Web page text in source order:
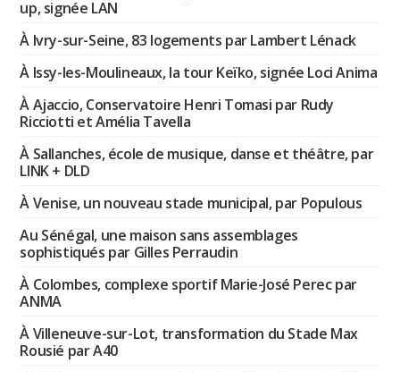
up, signée LAN
À Ivry-sur-Seine, 83 logements par Lambert Lénack
À Issy-les-Moulineaux, la tour Keïko, signée Loci Anima
À Ajaccio, Conservatoire Henri Tomasi par Rudy
Ricciotti et Amélia Tavella
À Sallanches, école de musique, danse et théâtre, par
LINK + DLD
À Venise, un nouveau stade municipal, par Populous
Au Sénégal, une maison sans assemblages
sophistiqués par Gilles Perraudin
À Colombes, complexe sportif Marie-José Perec par
ANMA
À Villeneuve-sur-Lot, transformation du Stade Max
Rousié par A40